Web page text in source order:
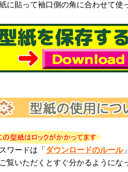
に貼って袖口側の角に合わせて使
ワードは「 ダウンロードのルール」
覧いただくとすぐ分かるようにな